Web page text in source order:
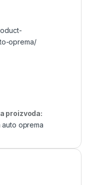
oprema/
proizvoda:
auto oprema